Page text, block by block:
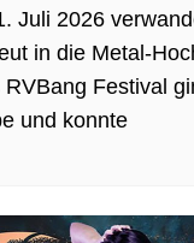
Juli 2026
in die Metal-
Festival
und konnte